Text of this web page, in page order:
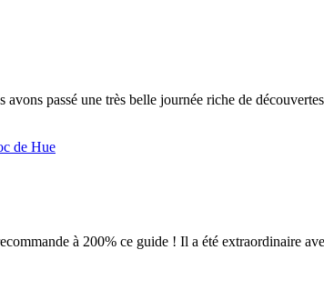
avons passé une très belle journée riche de
de Hue
à 200% ce guide ! Il a été extraordinaire